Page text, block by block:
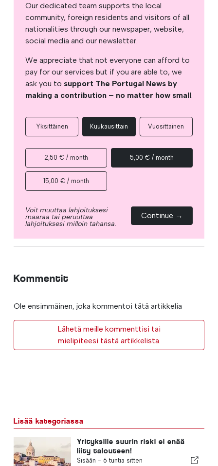
Our dedicated team supports the local
community, foreign residents and visitors of all
nationalities through our newspaper, website,
social media and our newsletter.
We appreciate that not everyone can afford to
pay for our services but if you are able to, we
ask you to support The Portugal News by
making a contribution – no matter how small.
Yksittäinen Kuukausittain Vuosittainen
2,50 € / month 5,00 € / month
15,00 € / month
Voit muuttaa lahjoituksesi
määrää tai peruuttaa
lahjoituksesi milloin tahansa.
Continue →
Kommentit
Ole ensimmäinen, joka kommentoi tätä artikkelia
Lähetä meille kommenttisi tai
mielipiteesi tästä artikkelista.
Lisää kategoriassa
Yrityksille suurin riski ei enää
liity talouteen!
Sisään - 6 tuntia sitten